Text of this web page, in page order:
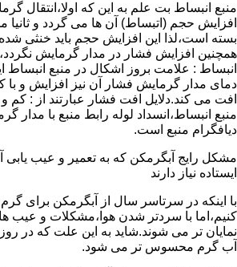
منبع انبساط بت علم به این که اولا،انتقال
افزایش حجم (اتبساط) آن ها می گردد و ثانیا
بسته است،لذا این افزایش حجم باید خنثی
همچنین افزایش فشار در مدار گرمایش
انبساط : علامت بروز اشکال در منبع انبساط
دمای مدار گرمایش فشار آن نیز افزایش و با
افت می کند.دلایل افت فشار عبارتند از : کم و
منبع انبساط،انسداد لوله رابط منبع با مدار
دیافگرام منبع است.
مشکل رایج آبگرمکن که به تعمیر و عیب یابی
ایستاده نیاز دارند
با اینکه در سرتاسر سال از آبگرمکن برای
کنیم،اما با سردتر شدن هوا،مشکلات و عیب
نمایان تر می شوند.شاید به این علت که در
آب گرم محسوس تر می شود.